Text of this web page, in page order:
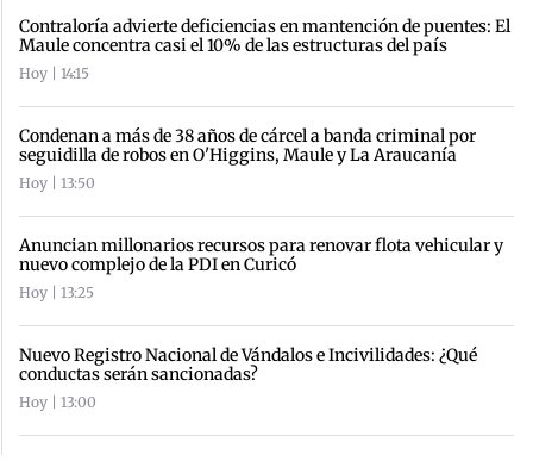
Contraloría advierte deficiencias en mantención de puentes: El
Maule concentra casi el 10% de las estructuras del país
Hoy | 14:15
Condenan a más de 38 años de cárcel a banda criminal por
seguidilla de robos en O'Higgins, Maule y La Araucanía
Hoy | 13:50
Anuncian millonarios recursos para renovar flota vehicular y
nuevo complejo de la PDI en Curicó
Hoy | 13:25
Nuevo Registro Nacional de Vándalos e Incivilidades: ¿Qué
conductas serán sancionadas?
Hoy | 13:00